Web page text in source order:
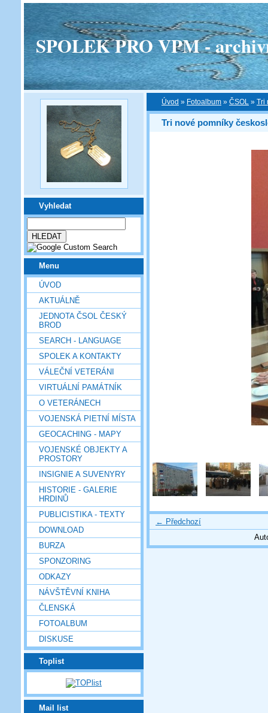
SPOLEK PRO VPM -
Vyhledat
Menu
ÚVOD
AKTUÁLNĚ
JEDNOTA ČSOL ČESKÝ
BROD
SEARCH - LANGUAGE
SPOLEK A KONTAKTY
VÁLEČNÍ VETERÁNI
VIRTUÁLNÍ PAMÁTNÍK
O VETERÁNECH
VOJENSKÁ PIETNÍ MÍSTA
GEOCACHING - MAPY
VOJENSKÉ OBJEKTY A
PROSTORY
INSIGNIE A SUVENYRY
HISTORIE - GALERIE
HRDINŮ
PUBLICISTIKA - TEXTY
DOWNLOAD
BURZA
SPONZORING
ODKAZY
NÁVŠTĚVNÍ KNIHA
ČLENSKÁ
FOTOALBUM
DISKUSE
Toplist
Mail list
Úvod » Fotoalbum » ČSOL » Tri
Tri nové pomníky
← Předchozí